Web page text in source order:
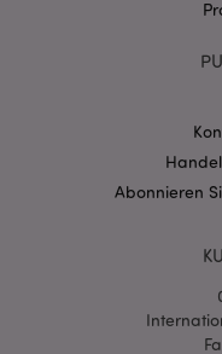
Abonnieren
mage-cache-
PHPSESSID